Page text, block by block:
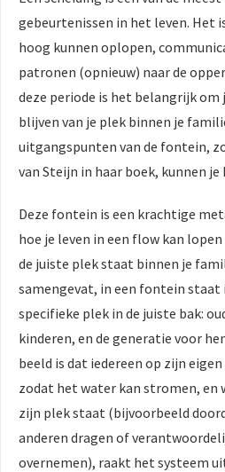
gebeurtenissen in het leven. Het
hoog kunnen oplopen,
patronen (opnieuw) naar de
deze periode is het belangrijk om
blijven van je plek binnen je
uitgangspunten van de fontein,
van Steijn in haar boek, kunnen
Deze fontein is een krachtige
hoe je leven in een flow kan
de juiste plek staat binnen je
samengevat, in een fontein staat
specifieke plek in de juiste bak:
kinderen, en de generatie voor
beeld is dat iedereen op zijn
zodat het water kan stromen, en
zijn plek staat (bijvoorbeeld
anderen dragen of
overnemen), raakt het systeem